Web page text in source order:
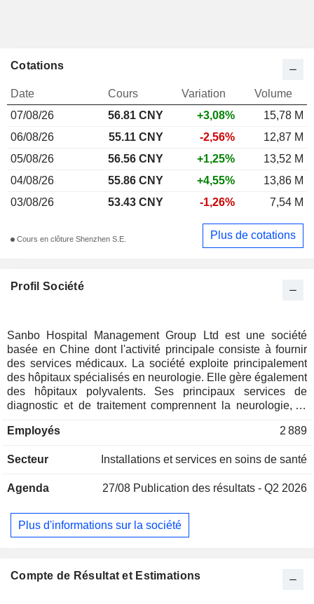
Profil Société
Sanbo Hospital Management Group Ltd est une société
basée en Chine dont l'activité principale consiste à fournir
des services médicaux. La société exploite principalement
des hôpitaux spécialisés en neurologie. Elle gère également
des hôpitaux polyvalents. Ses principaux services de
diagnostic et de traitement comprennent la neurologie, la
neurologie couvre principalement la neurochirurgie, la
tumeurs neurologiques, la radiothérapie des tumeurs
cardiologie comprend principalement la chirurgie
chirurgie vasculaire. Les autres services comprennent la
chirurgie, la médecine interne, l'obstétrique et la
de services communautaires. La société exerce également
Employés 2 889
Secteur Installations et services en soins de santé
Agenda 27/08 Publication des résultats - Q2 2026
Plus d'informations sur la société
Cotations
Date Cours Variation
Volume
07/08/26
56.81 CNY +3,08%
15,78 M
06/08/26
55.11 CNY -2,56%
12,87 M
05/08/26
56.56 CNY +1,25%
13,52 M
04/08/26
55.86 CNY +4,55%
13,86 M
03/08/26
53.43 CNY -1,26% 7,54 M
Cours en clôture Shenzhen S.E. Plus de cotations
Compte de Résultat et Estimations